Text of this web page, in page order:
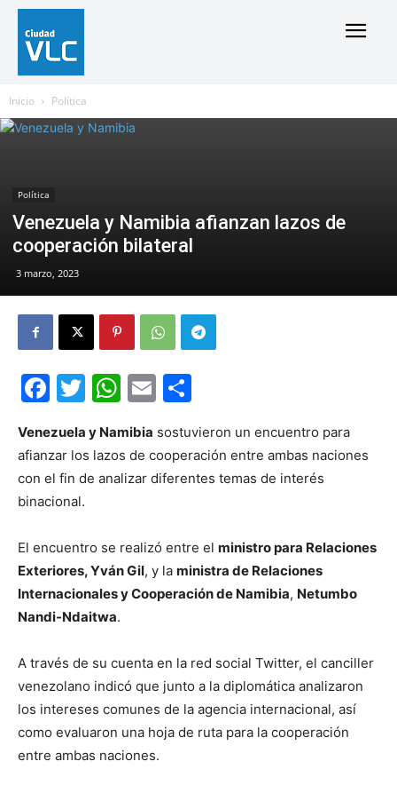
Inicio Política
Política
Venezuela y Namibia afianzan lazos de
cooperación bilateral
3 marzo, 2023
Facebook
Twitter
WhatsApp
Email
Venezuela y Namibia sostuvieron un encuentro para
afianzar los lazos de cooperación entre ambas naciones
con el fin de analizar diferentes temas de interés
binacional.
El encuentro se realizó entre el ministro para Relaciones
Exteriores, Yván Gil, y la ministra de Relaciones
Internacionales y Cooperación de Namibia, Netumbo
Nandi-Ndaitwa.
A través de su cuenta en la red social Twitter, el canciller
venezolano indicó que junto a la diplomática analizaron
los intereses comunes de la agencia internacional, así
como evaluaron una hoja de ruta para la cooperación
entre ambas naciones.